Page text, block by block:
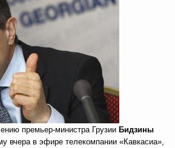
премьер-министра Грузии Бидзины
вчера в эфире телекомпании «Кавкасиа»,